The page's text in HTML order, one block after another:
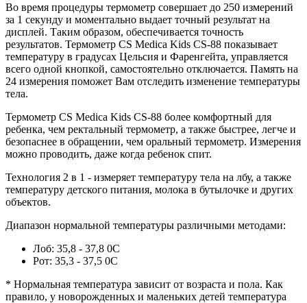
Во время процедуры термометр совершает до 250 измерений
за 1 секунду и моментально выдает точный результат на
дисплей. Таким образом, обеспечивается точность
результатов. Термометр CS Medica Kids CS-88 показывает
температуру в градусах Цельсия и Фаренгейта, управляется
всего одной кнопкой, самостоятельно отключается. Память на
24 измерения поможет Вам отследить изменение температуры
тела.
Термометр CS Medica Kids CS-88 более комфортный для
ребенка, чем ректальный термометр, а также быстрее, легче и
безопаснее в обращении, чем оральный термометр. Измерения
можно проводить, даже когда ребенок спит.
Технология 2 в 1 - измеряет температуру тела на лбу, а также
температуру детского питания, молока в бутылочке и других
объектов.
Диапазон нормальной температуры различными методами:
Лоб: 35,8 - 37,8 0С
Рот: 35,3 - 37,5 0С
* Нормальная температура зависит от возраста и пола. Как
правило, у новорожденных и маленьких детей температура